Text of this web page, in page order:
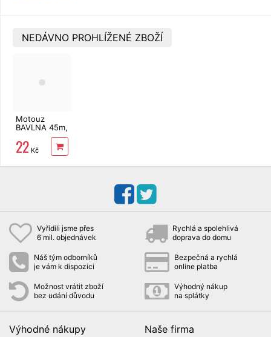
NEDÁVNO PROHLÍŽENÉ ZBOŽÍ
Motouz
BAVLNA 45m,
22 Kč
Vyřídili jsme přes
6 mil. objednávek
Rychlá a spolehlivá
doprava do domu
Náš tým odborníků
je vám k dispozici
Bezpečná a rychlá
online platba
Možnost vrátit zboží
bez udání důvodu
Výhodný nákup
na splátky
Výhodné nákupy Naše firma